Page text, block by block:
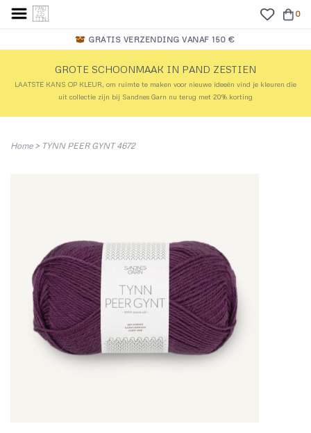
0
GRATIS VERZENDING VANAF 150 €
GROTE SCHOONMAAK IN PAND ZESTIEN
LAATSTE KANS OP KLEUR, om ruimte te maken voor nieuwe ideeën vind je kleuren die
uit collectie zijn bij Sandnes Garn nu terug met 20% korting
Home> TYNN PEER GYNT 4672